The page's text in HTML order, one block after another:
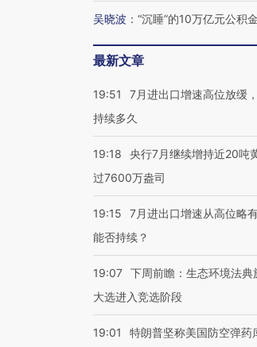
吴晓波 ： “沉睡”的10万亿元公积金
最新文章
19:51
7月进出口增速高位放缓
持续多久
19:18
央行7月继续增持近20吨
过7600万盎司
19:15
7月进出口增速从高位略
能否持续？
19:07 下周前瞻：生态环境法典
大选进入竞选阶段
19:01
特朗普坚称美国防空弹药